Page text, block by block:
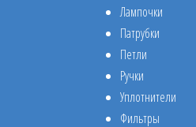
Лампочки
Патрубки
Петли
Ручки
Уплотнители
Фильтры